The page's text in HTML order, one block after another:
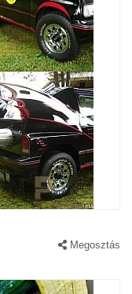
Megosztás